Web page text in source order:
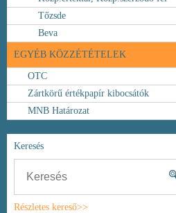
Tőzsde
Beva
EGYÉB KÖZZÉTÉTELEK
OTC
Zártkörű értékpapír kibocsátók
MNB Határozat
Keresés
Részletes kereső>>